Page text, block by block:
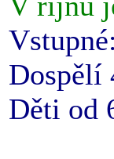
Vstupné:
Dospělí
Děti od